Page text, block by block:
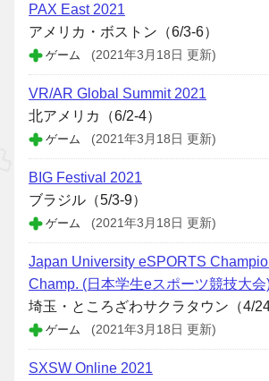
PAX East 2021
アメリカ・ボストン（6/3-6）
ゲーム (2021年3月18日 更新)
VR/AR Global Summit 2021
北アメリカ（6/2-4）
ゲーム (2021年3月18日 更新)
BIG Festival 2021
ブラジル（5/3-9）
ゲーム (2021年3月18日 更新)
Japan University eSPORTS
Champ. (日本学生eスポーツ競技大会
埼玉・ところざわサクラタウン（4/
ゲーム (2021年3月18日 更新)
SXSW Online 2021